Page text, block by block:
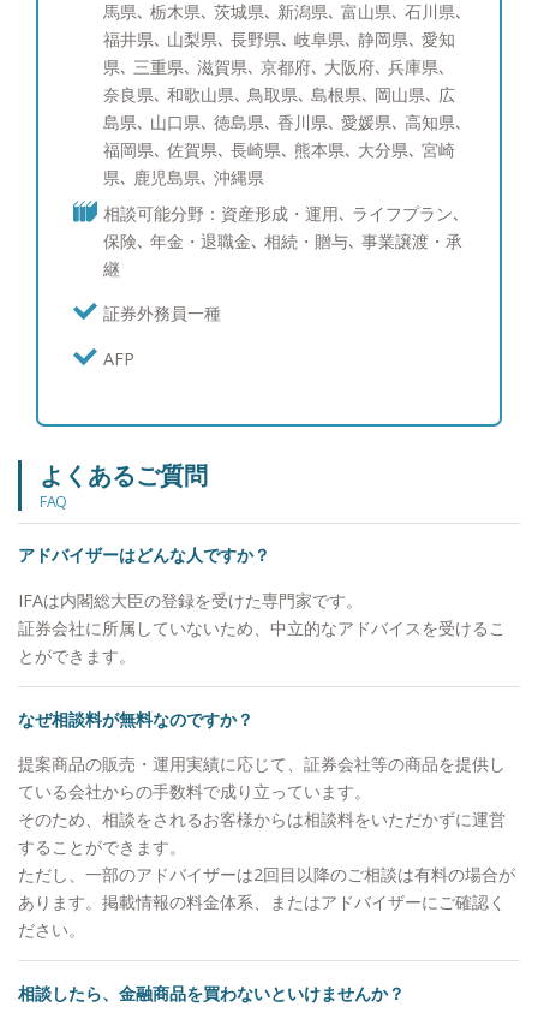
や節税対策など幅広い解決策をご提案できます。
お客様に寄り添い、中立的立場からフラットな目線
でお話させていただきます。セカンドオピニオンと
してでも構いませんので、まずはお気軽にご相談く
ださい。 ●得意な商品・サービス 日本株式（中小
型株）、日本株式（大型株）、米国株式、先進国債
券、社債、仕組債、投資信託、ポートフォリオコン
サルティング、生命保険 ●趣味 車、教育について
の勉強、グルメ、ゴルフ、ワインを飲むこと、時
計・装飾品 ※ゴルフのスコア：100
馬県､ 栃木県､ 茨城県､ 新潟県､ 富山県､ 石川県､
福井県､ 山梨県､ 長野県､ 岐阜県､ 静岡県､ 愛知
県､ 三重県､ 滋賀県､ 京都府､ 大阪府､ 兵庫県､
奈良県､ 和歌山県､ 鳥取県､ 島根県､ 岡山県､ 広
島県､ 山口県､ 徳島県､ 香川県､ 愛媛県､ 高知県､
福岡県､ 佐賀県､ 長崎県､ 熊本県､ 大分県､ 宮崎
県､ 鹿児島県､ 沖縄県
相談可能分野：資産形成・運用､ ライフプラン､
保険､ 年金・退職金､ 相続・贈与､ 事業譲渡・承
継
証券外務員一種
AFP
よくあるご質問
FAQ
アドバイザーはどんな人ですか？
IFAは内閣総大臣の登録を受けた専門家です。
証券会社に所属していないため、中立的なアドバイスを受けるこ
とができます。
なぜ相談料が無料なのですか？
提案商品の販売・運用実績に応じて、証券会社等の商品を提供し
ている会社からの手数料で成り立っています。
そのため、相談をされるお客様からは相談料をいただかずに運営
することができます。
ただし、一部のアドバイザーは2回目以降のご相談は有料の場合が
あります。掲載情報の料金体系、またはアドバイザーにご確認く
ださい。
相談したら、金融商品を買わないといけませんか？